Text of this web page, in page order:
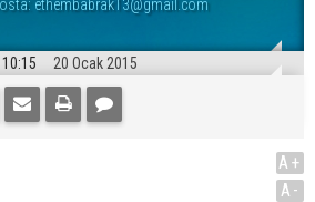
ethembabrak13@gmail.com
10:15 20 Ocak 2015
A+
A-